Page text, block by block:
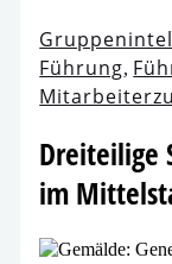
Führung,
Dreiteilige
im